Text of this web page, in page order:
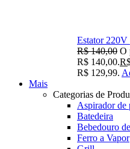
Estator
R$140,00 O
R$ 140,00.
R$ 129,99.
Mais
Categorias de
Aspirador de
Batedeira
Bebedouro
Ferro a Vapor